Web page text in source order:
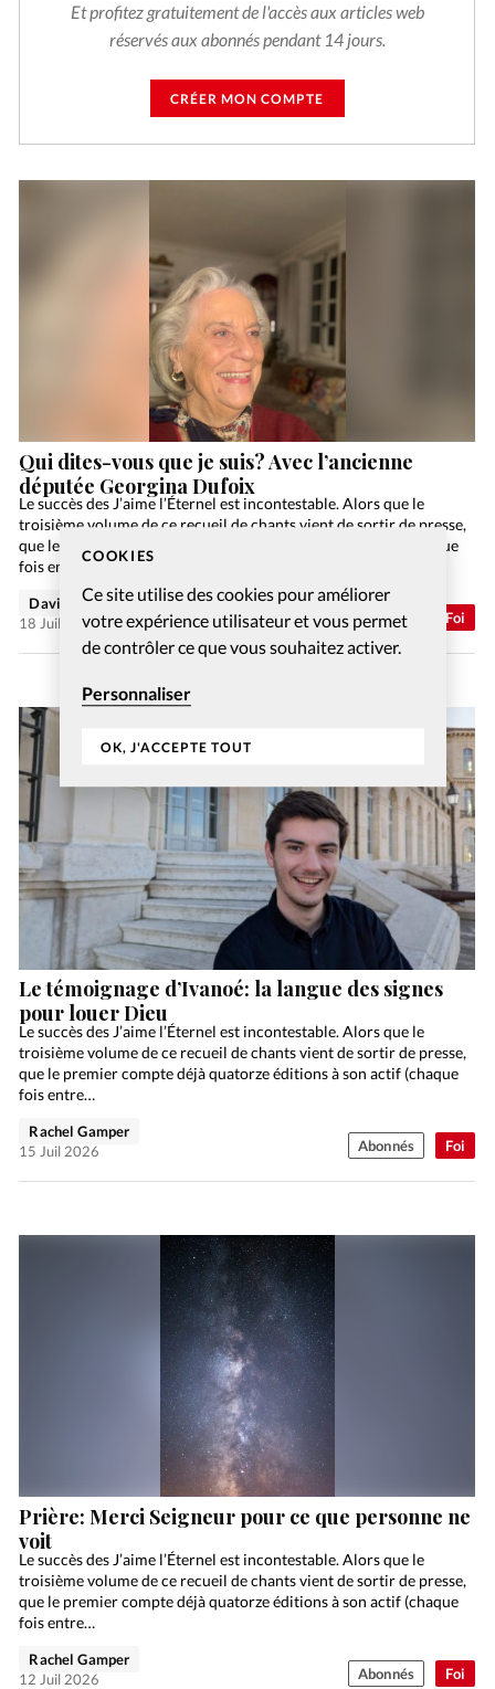
COOKIES
Ce site utilise des cookies pour améliorer
votre expérience utilisateur et vous permet
de contrôler ce que vous souhaitez activer.
Personnaliser
OK, J'ACCEPTE TOUT
Et profitez gratuitement de l'accès aux articles web
réservés aux abonnés pendant 14 jours.
CRÉER MON COMPTE
Foi
Qui dites-vous que je suis? Avec l’ancienne
députée Georgina Dufoix
Le succès des J’aime l’Éternel est incontestable. Alors que le
troisième volume de ce recueil de chants vient de sortir de presse,
que le premier compte déjà quatorze éditions à son actif (chaque
fois entre…
David Métreau
18 Juil 2026
Abonnés
Foi
Le témoignage d’Ivanoé: la langue des signes
pour louer Dieu
Le succès des J’aime l’Éternel est incontestable. Alors que le
troisième volume de ce recueil de chants vient de sortir de presse,
que le premier compte déjà quatorze éditions à son actif (chaque
fois entre…
Rachel Gamper
15 Juil 2026
Abonnés
Foi
Prière: Merci Seigneur pour ce que personne ne
voit
Le succès des J’aime l’Éternel est incontestable. Alors que le
troisième volume de ce recueil de chants vient de sortir de presse,
que le premier compte déjà quatorze éditions à son actif (chaque
fois entre…
Rachel Gamper
12 Juil 2026
Abonnés